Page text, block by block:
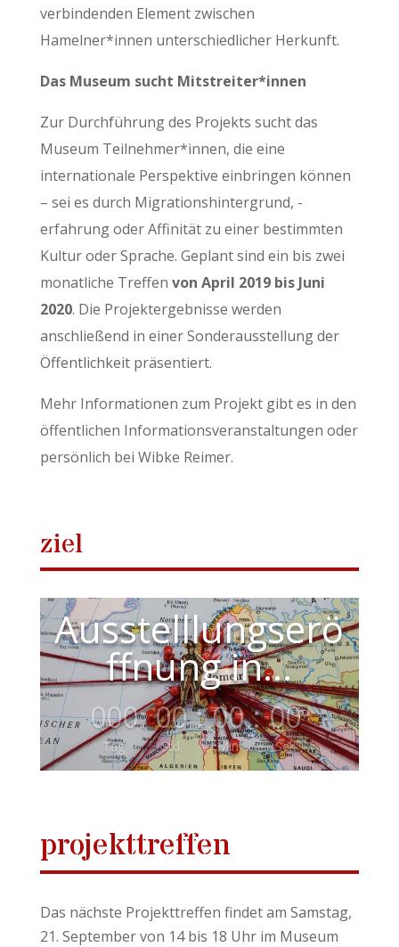
verbindenden Element zwischen
Hamelner*innen unterschiedlicher Herkunft.
Das Museum sucht Mitstreiter*innen
Zur Durchführung des Projekts sucht das
Museum Teilnehmer*innen, die eine
internationale Perspektive einbringen können
– sei es durch Migrationshintergrund, -
erfahrung oder Affinität zu einer bestimmten
Kultur oder Sprache. Geplant sind ein bis zwei
monatliche Treffen von April 2019 bis Juni
2020. Die Projektergebnisse werden
anschließend in einer Sonderausstellung der
Öffentlichkeit präsentiert.
Mehr Informationen zum Projekt gibt es in den
öffentlichen Informationsveranstaltungen oder
persönlich bei Wibke Reimer.
ziel
Ausstelllungserö
ffnung in...
000
Tag
: 00
Std
: 00
Min
: 00
Sek
projekttreffen
Das nächste Projekttreffen findet am Samstag,
21. September von 14 bis 18 Uhr im Museum